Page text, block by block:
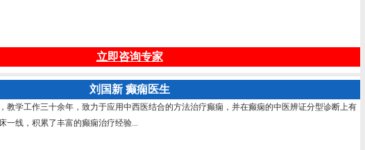
立即咨询专家
刘国新 癫痫医生
教学工作三十余年，致力于应用中西医结合的方法治疗癫痫，并在癫痫的中医辨证分型诊断上有
一线，积累了丰富的癫痫治疗经验...